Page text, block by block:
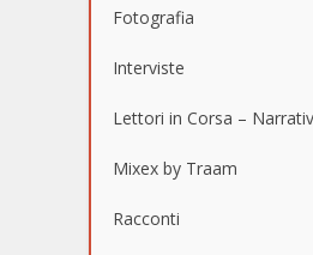
Fotografia
Interviste
Lettori in Corsa –
Mixex by Traam
Racconti